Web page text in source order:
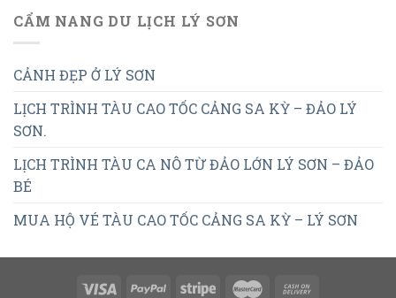
CẨM NANG DU LỊCH LÝ SƠN
CẢNH ĐẸP Ở LÝ SƠN
LỊCH TRÌNH TÀU CAO TỐC CẢNG SA KỲ – ĐẢO LÝ
SƠN.
LỊCH TRÌNH TÀU CA NÔ TỪ ĐẢO LỚN LÝ SƠN – ĐẢO
BÉ
MUA HỘ VÉ TÀU CAO TỐC CẢNG SA KỲ – LÝ SƠN